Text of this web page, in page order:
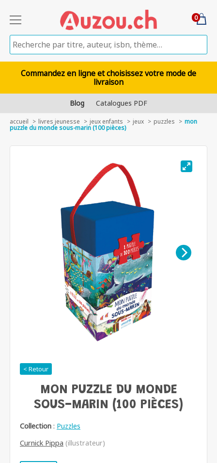
0
Commandez en ligne et choisissez votre mode de
livraison
Blog Catalogues PDF
accueil livres jeunesse jeux enfants jeux puzzles mon
puzzle du monde sous-marin (100 pièces)
< Retour
MON PUZZLE DU MONDE
SOUS-MARIN (100 PIÈCES)
Collection : Puzzles
Curnick Pippa (illustrateur)